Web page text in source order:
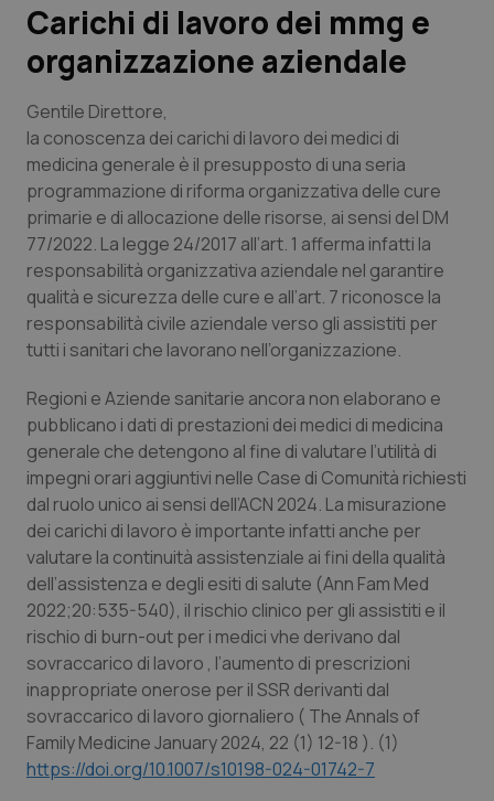
Lavoro e Professioni
Scienza e Farmaci
Studi e Analisi
Lettere al direttore
Edizioni Regionali
QS Pro
Professionisti Sanitari.AI
Abruzzo
Basilicata
Calabria
Campania
Emilia-Romagna
Friuli Venezia Giulia
QS Pro Gold
Artrite & artrosi
Asma & BPCO
Car-T
Colesterolo & coronaropatie
Dermatite Atopica
QS Club Newsletter
Carichi di lavoro dei mmg e
organizzazione aziendale
Gentile Direttore,
la conoscenza dei carichi di lavoro dei medici di
medicina generale è il presupposto di una seria
programmazione di riforma organizzativa delle cure
primarie e di allocazione delle risorse, ai sensi del DM
77/2022. La legge 24/2017 all’art. 1 afferma infatti la
responsabilità organizzativa aziendale nel garantire
qualità e sicurezza delle cure e all’art. 7 riconosce la
responsabilità civile aziendale verso gli assistiti per
tutti i sanitari che lavorano nell’organizzazione.
Regioni e Aziende sanitarie ancora non elaborano e
pubblicano i dati di prestazioni dei medici di medicina
generale che detengono al fine di valutare l’utilità di
impegni orari aggiuntivi nelle Case di Comunità richiesti
dal ruolo unico ai sensi dell’ACN 2024. La misurazione
dei carichi di lavoro è importante infatti anche per
valutare la continuità assistenziale ai fini della qualità
dell’assistenza e degli esiti di salute (Ann Fam Med
2022;20:535-540), il rischio clinico per gli assistiti e il
rischio di burn-out per i medici vhe derivano dal
sovraccarico di lavoro , l’aumento di prescrizioni
inappropriate onerose per il SSR derivanti dal
sovraccarico di lavoro giornaliero ( The Annals of
Family Medicine January 2024, 22 (1) 12-18 ). (1)
https://doi.org/10.1007/s10198-024-01742-7